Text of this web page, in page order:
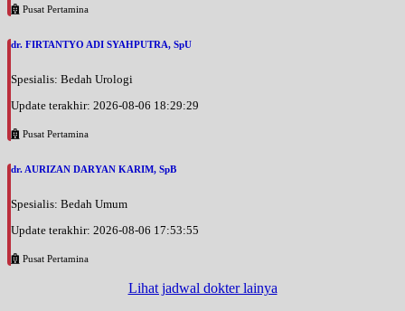
Pusat Pertamina
dr. FIRTANTYO ADI SYAHPUTRA, SpU
Spesialis: Bedah Urologi
Update terakhir: 2026-08-06 18:29:29
Pusat Pertamina
dr. AURIZAN DARYAN KARIM, SpB
Spesialis: Bedah Umum
Update terakhir: 2026-08-06 17:53:55
Pusat Pertamina
Lihat jadwal dokter lainya